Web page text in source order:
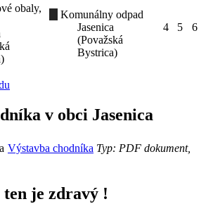
obaly,
Komunálny odpad
Jasenica
(Považská
Bystrica)
4 5 6
v obci Jasenica
Výstavba chodníka Typ: PDF dokument,
je zdravý !